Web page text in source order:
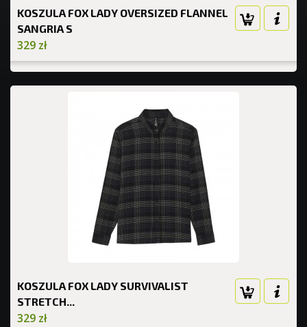
KOSZULA FOX LADY OVERSIZED FLANNEL
SANGRIA S
329 zł
KOSZULA FOX LADY SURVIVALIST
STRETCH...
329 zł